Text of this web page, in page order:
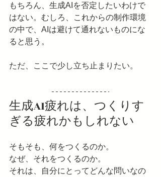
もちろん、生成AIを否定したいわけで
はない。むしろ、これからの制作環境
の中で、AIは避けて通れないものにな
ると思う。
ただ、ここで少し立ち止まりたい。
生成AI疲れは、つくりす
ぎる疲れかもしれない
そもそも、何をつくるのか。
なぜ、それをつくるのか。
それは、自分にとってどんな問いなの